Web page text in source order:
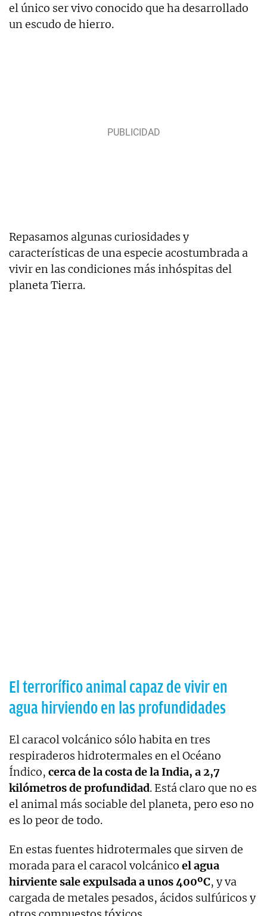
el único ser vivo conocido que ha desarrollado
un escudo de hierro.
Repasamos algunas curiosidades y
características de una especie acostumbrada a
vivir en las condiciones más inhóspitas del
planeta Tierra.
El terrorífico animal capaz de vivir en
agua hirviendo en las profundidades
El caracol volcánico sólo habita en tres
respiraderos hidrotermales en el Océano
Índico, cerca de la costa de la India, a 2,7
kilómetros de profundidad. Está claro que no es
el animal más sociable del planeta, pero eso no
es lo peor de todo.
En estas fuentes hidrotermales que sirven de
morada para el caracol volcánico el agua
hirviente sale expulsada a unos 400ºC, y va
cargada de metales pesados, ácidos sulfúricos y